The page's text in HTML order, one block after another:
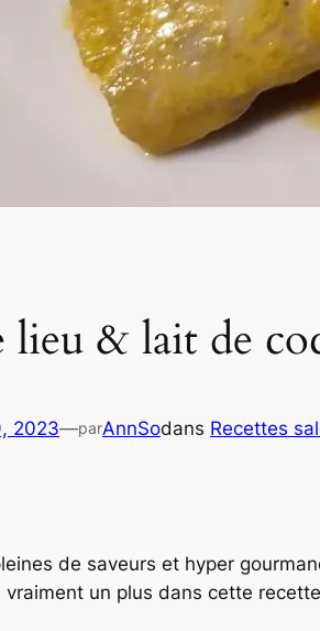
& lait de
2023—parAnnSodans Recettes
de saveurs et hyper
un plus dans cette